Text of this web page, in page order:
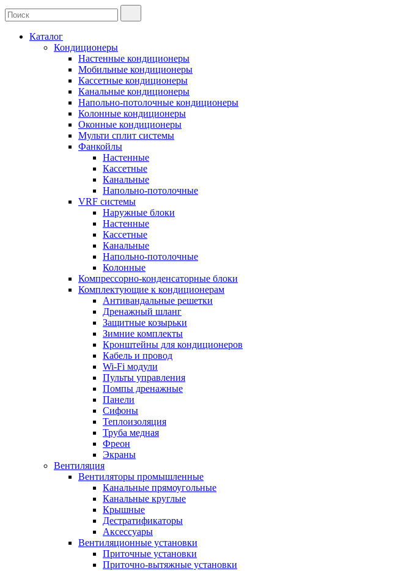
Каталог
Кондиционеры
Настенные кондиционеры
Мобильные кондиционеры
Кассетные кондиционеры
Канальные кондиционеры
Напольно-потолочные кондиционеры
Колонные кондиционеры
Оконные кондиционеры
Мульти сплит системы
Фанкойлы
Настенные
Кассетные
Канальные
Напольно-потолочные
VRF системы
Наружные блоки
Настенные
Кассетные
Канальные
Напольно-потолочные
Колонные
Компрессорно-конденсаторные блоки
Комплектующие к кондиционерам
Антивандальные решетки
Дренажный шланг
Защитные козырьки
Зимние комплекты
Кронштейны для кондиционеров
Кабель и провод
Wi-Fi модули
Пульты управления
Помпы дренажные
Панели
Сифоны
Теплоизоляция
Труба медная
Фреон
Экраны
Вентиляция
Вентиляторы промышленные
Канальные прямоугольные
Канальные круглые
Крышные
Дестратификаторы
Аксессуары
Вентиляционные установки
Приточные установки
Приточно-вытяжные установки